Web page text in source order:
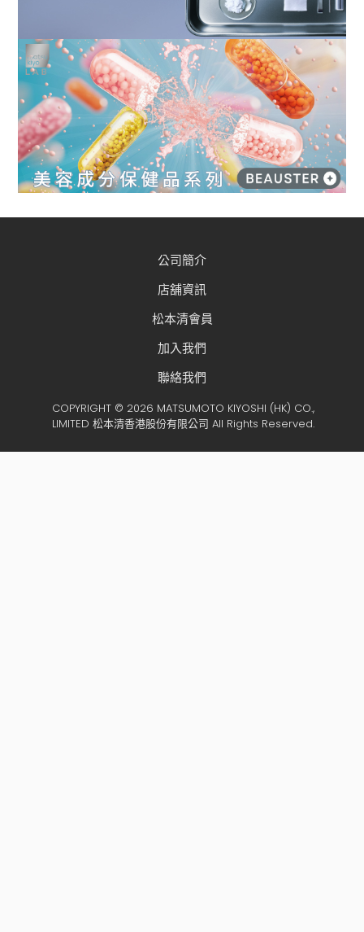
公司簡介
店舖資訊
松本清會員
加入我們
聯絡我們
COPYRIGHT © 2026 MATSUMOTO KIYOSHI (HK) CO.,
LIMITED 松本清香港股份有限公司 All Rights Reserved.